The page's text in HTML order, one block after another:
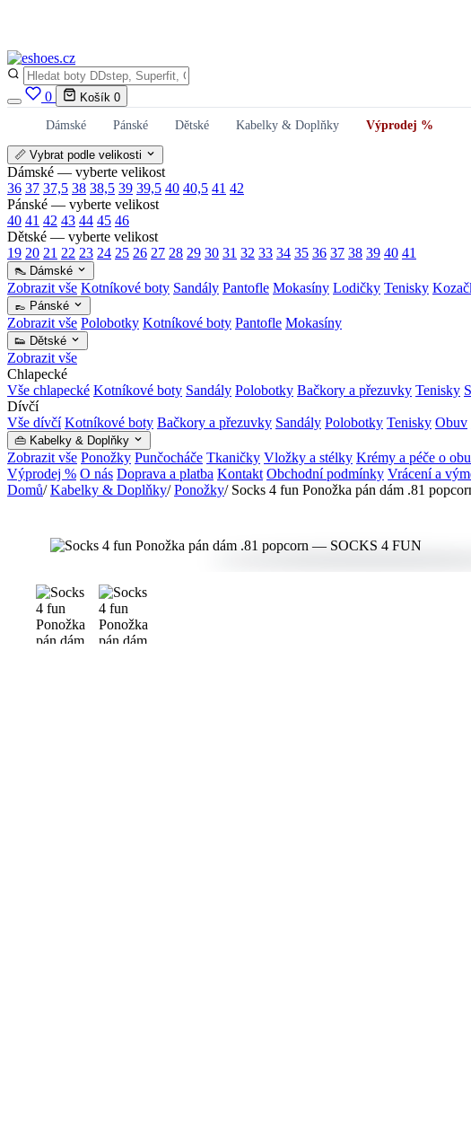
0 Košík 0
Dámské Pánské Dětské Kabelky & Doplňky Výprodej %
📏 Vybrat podle velikosti
Dámské — vyberte velikost
36 37 37,5 38 38,5 39 39,5 40 40,5 41 42
Pánské — vyberte velikost
40 41 42 43 44 45 46
Dětské — vyberte velikost
19 20 21 22 23 24 25 26 27 28 29 30 31 32 33 34 35 36 37 38 39 40 41
👠 Dámské
Zobrazit vše Kotníkové boty Sandály Pantofle Mokasíny Lodičky Tenisky
👞 Pánské
Zobrazit vše Polobotky Kotníkové boty Pantofle Mokasíny
👟 Dětské
Zobrazit vše
Chlapecké
Vše chlapecké Kotníkové boty Sandály Polobotky Bačkory a přezuvky Tenisky
Dívčí
Vše dívčí Kotníkové boty Bačkory a přezuvky Sandály Polobotky Tenisky Obuv
👜 Kabelky & Doplňky
Zobrazit vše Ponožky Punčocháče Tkaničky Vložky a stélky Krémy a péče o
Výprodej % O nás Doprava a platba Kontakt Obchodní podmínky Vrácení a
Domů/ Kabelky & Doplňky/ Ponožky/ Socks 4 fun Ponožka pán dám .81